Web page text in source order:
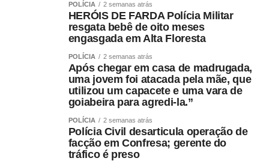
responsabilidade. Muitas dessas crianças encontraram
na atividade uma alternativa de lazer saudável e alguns
jovens passaram, inclusive, a produzir pipas para
complementar a renda familiar.
Formado em Educação Física, estudante de Psicologia e
reconhecido com o título de Comendador pelo trabalho
desenvolvido em comunidades, ele transformou a pipa
em uma ferramenta pedagógica. Em suas oficinas, utiliza
a atividade para ensinar conteúdos de História,
Geografia, Matemática, Física, Arte e Educação Física,
POLÍCIA 2 semanas atrás
HERÓIS DE FARDA Polícia Militar
resgata bebê de oito meses
engasgada em Alta Floresta
POLÍCIA 2 semanas atrás
Após chegar em casa de madrugada,
uma jovem foi atacada pela mãe, que
utilizou um capacete e uma vara de
goiabeira para agredi-la.”
POLÍCIA 2 semanas atrás
Polícia Civil desarticula operação de
facção em Confresa; gerente do
tráfico é preso